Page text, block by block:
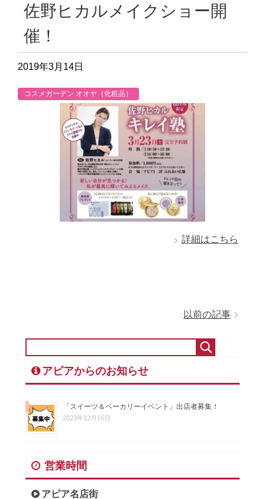
佐野ヒカルメイクショー開
催！
2019年3月14日
コスメガーデン オオヤ（化粧品）
詳細はこちら
以前の記事
アピアからのお知らせ
「スイーツ＆ベーカリーイベント」出店者募集！
2023年12月16日
営業時間
アピア名店街